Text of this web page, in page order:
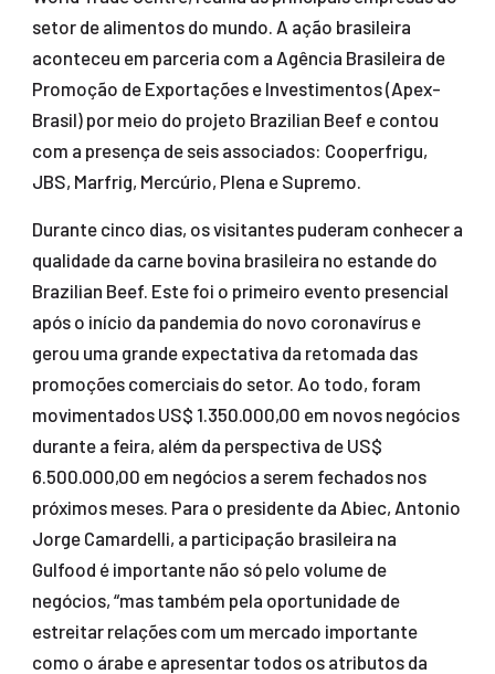
setor de alimentos do mundo. A ação brasileira
aconteceu em parceria com a Agência Brasileira de
Promoção de Exportações e Investimentos (Apex-
Brasil) por meio do projeto Brazilian Beef e contou
com a presença de seis associados: Cooperfrigu,
JBS, Marfrig, Mercúrio, Plena e Supremo.
Durante cinco dias, os visitantes puderam conhecer a
qualidade da carne bovina brasileira no estande do
Brazilian Beef. Este foi o primeiro evento presencial
após o início da pandemia do novo coronavírus e
gerou uma grande expectativa da retomada das
promoções comerciais do setor. Ao todo, foram
movimentados US$ 1.350.000,00 em novos negócios
durante a feira, além da perspectiva de US$
6.500.000,00 em negócios a serem fechados nos
próximos meses. Para o presidente da Abiec, Antonio
Jorge Camardelli, a participação brasileira na
Gulfood é importante não só pelo volume de
negócios, “mas também pela oportunidade de
estreitar relações com um mercado importante
como o árabe e apresentar todos os atributos da